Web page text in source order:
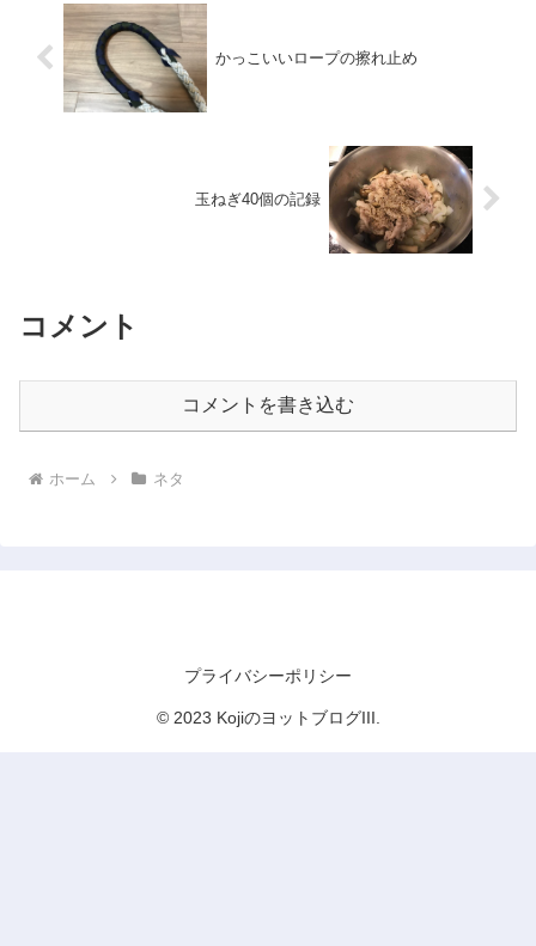
かっこいいロープの擦れ止め
玉ねぎ40個の記録
コメント
コメントを書き込む
ホーム ネタ
プライバシーポリシー
© 2023 KojiのヨットブログIII.